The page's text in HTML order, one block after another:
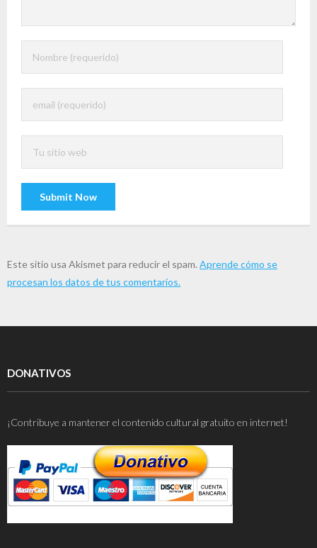
Este sitio usa Akismet para reducir el spam. Aprende cómo se
procesan los datos de tus comentarios.
DONATIVOS
¡Contribuye a mantener el contenido cultural gratuito en internet!